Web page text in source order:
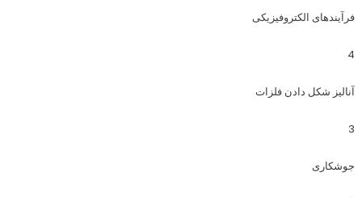
فرآیندهای الکتروفیزیکی
4
آنالیز شکل دادن فلزات
3
جوشکاری